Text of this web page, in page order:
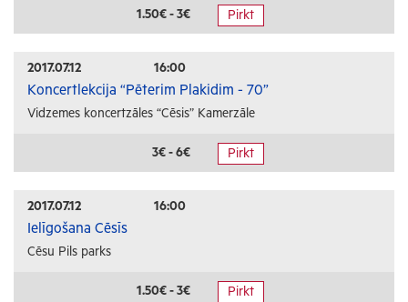
1.50€ - 3€ Pirkt
2017.07.12 16:00
Koncertlekcija “Pēterim Plakidim - 70”
Vidzemes koncertzāles “Cēsis” Kamerzāle
3€ - 6€ Pirkt
2017.07.12 16:00
Ielīgošana Cēsīs
Cēsu Pils parks
1.50€ - 3€ Pirkt